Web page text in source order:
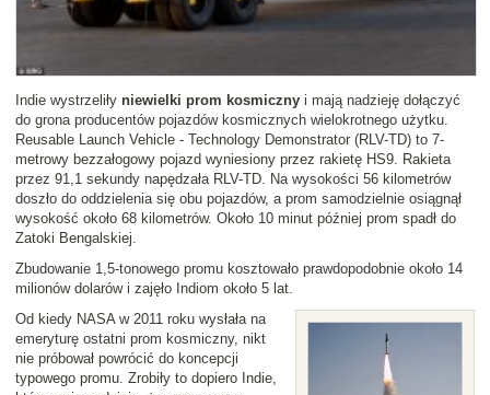
Indie wystrzeliły niewielki prom kosmiczny i mają nadzieję dołączyć
do grona producentów pojazdów kosmicznych wielokrotnego użytku.
Reusable Launch Vehicle - Technology Demonstrator (RLV-TD) to 7-
metrowy bezzałogowy pojazd wyniesiony przez rakietę HS9. Rakieta
przez 91,1 sekundy napędzała RLV-TD. Na wysokości 56 kilometrów
doszło do oddzielenia się obu pojazdów, a prom samodzielnie osiągnął
wysokość około 68 kilometrów. Około 10 minut później prom spadł do
Zatoki Bengalskiej.
Zbudowanie 1,5-tonowego promu kosztowało prawdopodobnie około 14
milionów dolarów i zajęło Indiom około 5 lat.
Od kiedy NASA w 2011 roku wysłała na
emeryturę ostatni prom kosmiczny, nikt
nie próbował powrócić do koncepcji
typowego promu. Zrobiły to dopiero Indie,